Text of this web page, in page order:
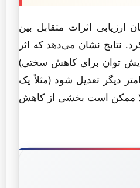
ارزیابی اثرات متقابل بین
نتایج نشان می‌دهد که اثر
توان برای کاهش سختی)
دیگر تعدیل شود (مثلاً یک
ممکن است بخشی از کاهش